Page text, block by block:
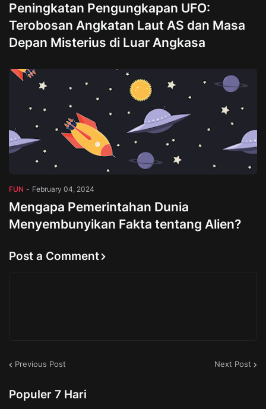
Peningkatan Pengungkapan UFO:
Terobosan Angkatan Laut AS dan Masa
Depan Misterius di Luar Angkasa
FUN - February 04, 2024
Mengapa Pemerintahan Dunia
Menyembunyikan Fakta tentang Alien?
Post a Comment
Previous Post Next Post
Populer 7 Hari